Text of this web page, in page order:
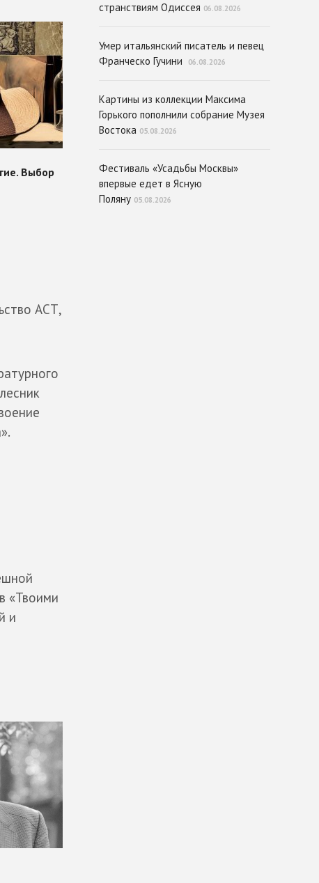
АСТ,
«Твоими
и
странствиям Одиссея 06.08.2026
Умер итальянский писатель и певец
Франческо Гучини
06.08.2026
Картины из коллекции Максима
Горького пополнили собрание Музея
Востока 05.08.2026
Фестиваль «Усадьбы Москвы»
впервые едет в Ясную
Поляну 05.08.2026